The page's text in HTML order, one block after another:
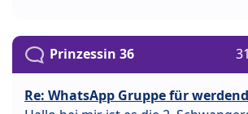
Prinzessin 36
Re: WhatsApp Gruppe für